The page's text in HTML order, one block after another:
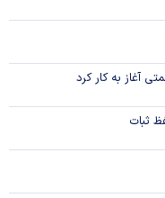
آغاز به کار کرد
ثبات